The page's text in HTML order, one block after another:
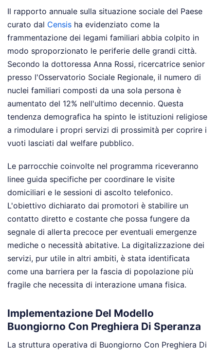
Il rapporto annuale sulla situazione sociale del Paese
curato dal Censis ha evidenziato come la
frammentazione dei legami familiari abbia colpito in
modo sproporzionato le periferie delle grandi città.
Secondo la dottoressa Anna Rossi, ricercatrice senior
presso l'Osservatorio Sociale Regionale, il numero di
nuclei familiari composti da una sola persona è
aumentato del 12% nell'ultimo decennio. Questa
tendenza demografica ha spinto le istituzioni religiose
a rimodulare i propri servizi di prossimità per coprire i
vuoti lasciati dal welfare pubblico.
Le parrocchie coinvolte nel programma riceveranno
linee guida specifiche per coordinare le visite
domiciliari e le sessioni di ascolto telefonico.
L'obiettivo dichiarato dai promotori è stabilire un
contatto diretto e costante che possa fungere da
segnale di allerta precoce per eventuali emergenze
mediche o necessità abitative. La digitalizzazione dei
servizi, pur utile in altri ambiti, è stata identificata
come una barriera per la fascia di popolazione più
fragile che necessita di interazione umana fisica.
Implementazione Del Modello
Buongiorno Con Preghiera Di Speranza
La struttura operativa di Buongiorno Con Preghiera Di